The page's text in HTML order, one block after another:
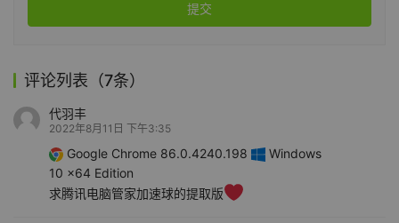
提交
评论列表（7条）
代羽丰
2022年8月11日 下午3:35
Google Chrome 86.0.4240.198
Windows
10 x64 Edition
求腾讯电脑管家加速球的提取版